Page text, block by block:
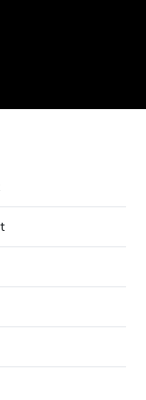
euro
euro pana la